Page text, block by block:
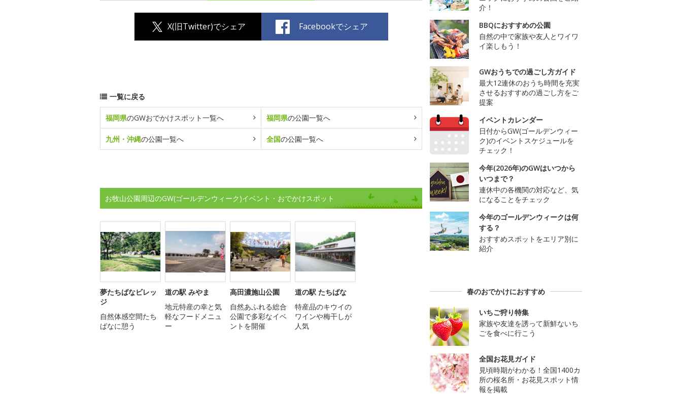
X(旧Twitter)でシェア Facebookでシェア
一覧に戻る
福岡県のGWおでかけスポット一覧へ 福岡県の公園一覧へ
九州・沖縄の公園一覧へ 全国の公園一覧へ
お牧山公園周辺のGW(ゴールデンウィーク)イベント・おでかけスポット
夢たちばなビレッ
ジ
自然体感空間たち
ばなに憩う
道の駅 みやま
地元特産の幸と気
軽なフードメニュ
ー
高田濃施山公園
自然あふれる総合
公園で多彩なイベ
ントを開催
道の駅 たちばな
特産品のキウイの
ワインや梅干しが
人気
介！
BBQにおすすめの公園
自然の中で家族や友人とワイワ
イ楽しもう！
GWおうちでの過ごし方ガイド
最大12連休のおうち時間を充実
させるおすすめの過ごし方をご
提案
イベントカレンダー
日付からGW(ゴールデンウィー
ク)のイベントスケジュールを
チェック！
今年(2026年)のGWはいつから
いつまで？
連休中の各機関の対応など、気
になることをチェック
今年のゴールデンウィークは何
する？
おすすめスポットをエリア別に
紹介
春のおでかけにおすすめ
いちご狩り特集
家族や友達を誘って新鮮ないち
ごを食べに行こう
全国お花見ガイド
見頃時期がわかる！全国1400カ
所の桜名所・お花見スポット情
報を掲載